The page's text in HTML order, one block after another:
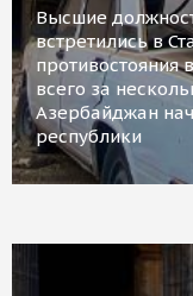
Высшие
встретились в
противостояния
всего за
Азербайджан
республики